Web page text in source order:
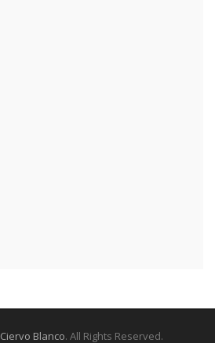
Ciervo Blanco. All Rights Reserved.